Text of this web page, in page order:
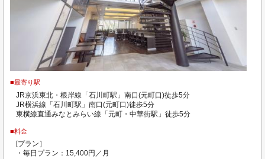
■最寄り駅
JR京浜東北・根岸線「石川町駅」南口(元町口)徒歩5分
JR横浜線「石川町駅」南口(元町口)徒歩5分
東横線直通みなとみらい線「元町・中華街駅」徒歩5分
■料金
[プラン］
・毎日プラン：15,400円／月